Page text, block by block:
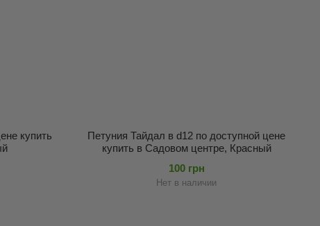
купить
Петуния Тайдал в d12 по доступной цене
купить в Садовом центре, Красный
100 грн
Нет в наличии